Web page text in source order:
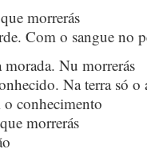
morrerás
Com o sangue no
morada. Nu morrerás
Na terra só o
o conhecimento
morrerás